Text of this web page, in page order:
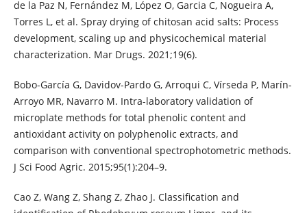
de la Paz N, Fernández M, López O, Garcia C, Nogueira A,
Torres L, et al. Spray drying of chitosan acid salts: Process
development, scaling up and physicochemical material
characterization. Mar Drugs. 2021;19(6).
Bobo-García G, Davidov-Pardo G, Arroqui C, Vírseda P, Marín-
Arroyo MR, Navarro M. Intra-laboratory validation of
microplate methods for total phenolic content and
antioxidant activity on polyphenolic extracts, and
comparison with conventional spectrophotometric methods.
J Sci Food Agric. 2015;95(1):204–9.
Cao Z, Wang Z, Shang Z, Zhao J. Classification and